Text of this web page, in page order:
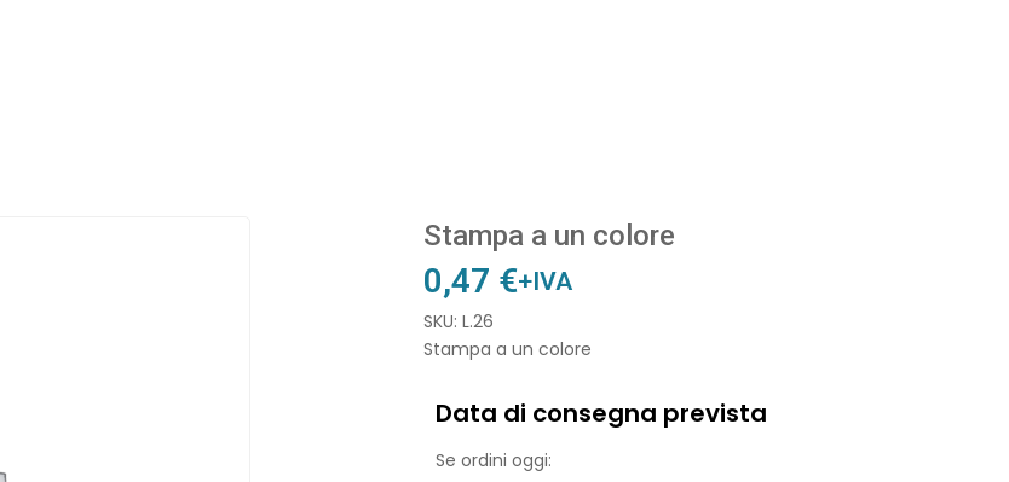
Stampa a un colore
0,47 €+IVA
SKU: L.26
Stampa a un colore
Data di consegna prevista
Se ordini oggi: